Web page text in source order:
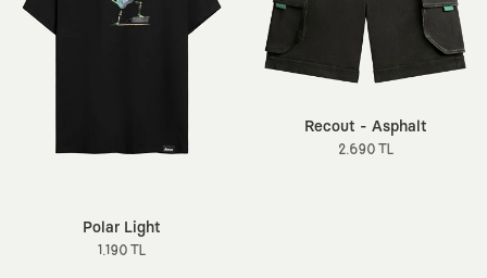
Polar Light
1.190 TL
Recout - Asphalt
2.690 TL